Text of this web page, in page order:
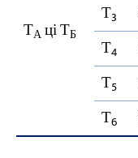
ТАці ТБ
Т3
Т4
Т5
Т6